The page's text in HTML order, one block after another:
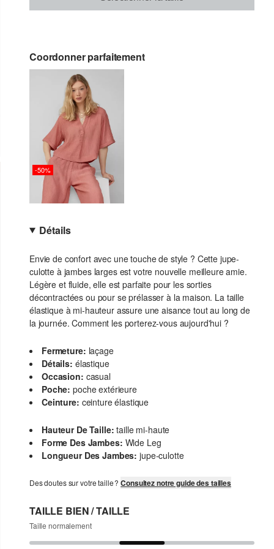
Coordonner parfaitement
-50%
Détails
Envie de confort avec une touche de style ? Cette jupe-
culotte à jambes larges est votre nouvelle meilleure amie.
Légère et fluide, elle est parfaite pour les sorties
décontractées ou pour se prélasser à la maison. La taille
élastique à mi-hauteur assure une aisance tout au long de
la journée. Comment les porterez-vous aujourd'hui ?
Fermeture: laçage
Détails: élastique
Occasion: casual
Poche: poche extérieure
Ceinture: ceinture élastique
Hauteur De Taille: taille mi-haute
Forme Des Jambes: Wide Leg
Longueur Des Jambes: jupe-culotte
Des doutes sur votre taille ?Consultez notre guide des tailles
TAILLE BIEN / TAILLE
Taille normalement